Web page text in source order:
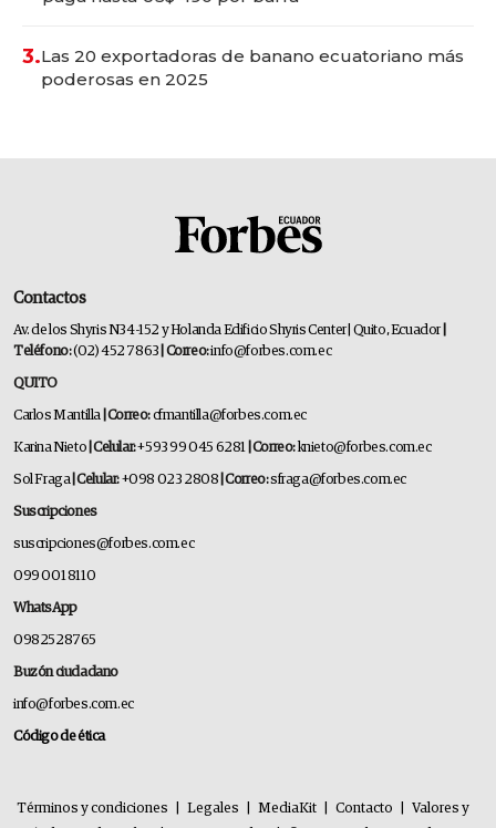
3.Las 20 exportadoras de banano ecuatoriano más
poderosas en 2025
Contactos
Av. de los Shyris N34-152 y Holanda Edificio Shyris Center | Quito, Ecuador
Teléfono:(02) 452 7863 | Correo:info@forbes.com.ec
QUITO
Carlos Mantilla | Correo:cfmantilla@forbes.com.ec
Karina Nieto | Celular:+593 99 045 6281 | Correo:knieto@forbes.com.ec
Sol Fraga| Celular:+098 023 2808 | Correo:sfraga@forbes.com.ec
Suscripciones
suscripciones@forbes.com.ec
099 001 8110
WhatsApp
0982528765
Buzón ciudadano
info@forbes.com.ec
Código de ética
Términos y condiciones Legales MediaKit Contacto
Valores y